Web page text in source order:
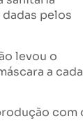
pelos
levou o
a cada
com